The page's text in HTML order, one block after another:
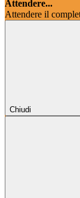
Attendere...
Attendere il
Chiudi